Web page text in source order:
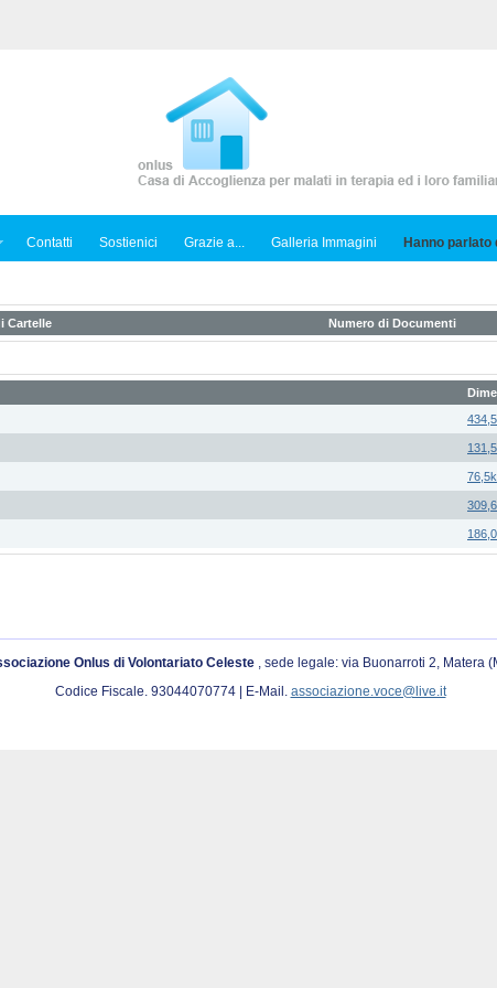
Contatti Sostienici Grazie a... Galleria Immagini Hanno parlato
Cartelle Numero di Documenti
76,5k
Onlus di Volontariato Celeste , sede legale: via Buonarroti 2, Matera
Codice Fiscale. 93044070774 | E-Mail. associazione.voce@live.it